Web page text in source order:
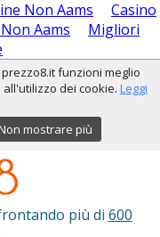
Non Aams
Casino
Aams
Migliori
funzioni meglio
dei cookie. Leggi
mostrare più
più di 600